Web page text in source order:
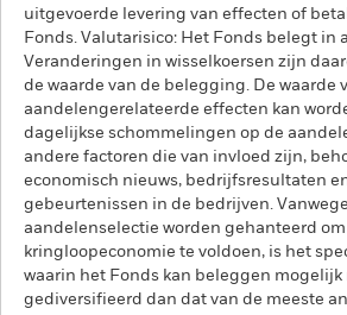
uitgevoerde levering van effecten of
Fonds. Valutarisico: Het Fonds belegt in
Veranderingen in wisselkoersen zijn
de waarde van de belegging. De waarde
aandelengerelateerde effecten kan
dagelijkse schommelingen op de
andere factoren die van invloed zijn,
economisch nieuws, bedrijfsresultaten
gebeurtenissen in de bedrijven.
aandelenselectie worden gehanteerd
kringloopeconomie te voldoen, is het
waarin het Fonds kan beleggen mogelijk
gediversifieerd dan dat van de meeste